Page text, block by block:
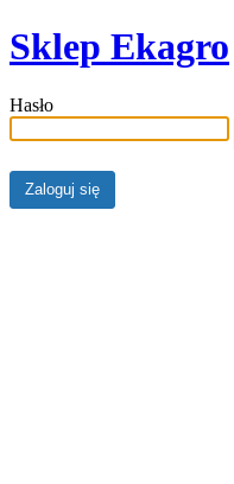
Sklep Ekagro
Hasło